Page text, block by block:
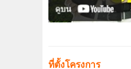
ที่ตั้งโครงการ